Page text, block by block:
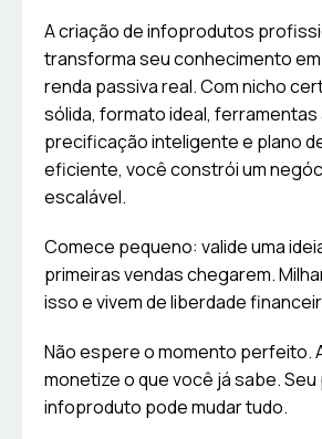
A criação de infoprodutos
transforma seu conhecimento
renda passiva real. Com nicho
sólida, formato ideal,
precificação inteligente e plano
eficiente, você constrói um
escalável.
Comece pequeno: valide uma
primeiras vendas chegarem.
isso e vivem de liberdade
Não espere o momento perfeito.
monetize o que você já sabe. Seu
infoproduto pode mudar tudo.